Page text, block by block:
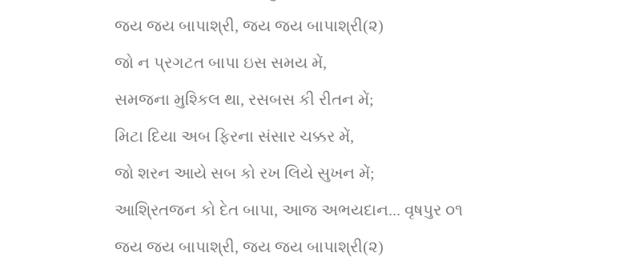
જય જય બાપાશ્રી, જય જય બાપાશ્રી(૨)
જો ન પ્રગટત બાપા ઇસ સમય મેં,
સમજના મુશ્કિલ થા, રસબસ કી રીતન મેં;
મિટા દિયા અબ ફિરના સંસાર ચક્કર મેં,
જો શરન આયે સબ કો રખ લિયે સુખન મેં;
આશ્રિતજન કો દેત બાપા, આજ અભયદાન... વૃષપુર ૦૧
જય જય બાપાશ્રી, જય જય બાપાશ્રી(૨)